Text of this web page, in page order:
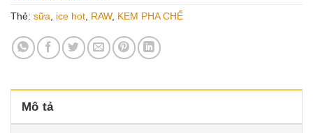
Thẻ: sữa ice hot RAW, KEM PHA CHẾ
Mô tả